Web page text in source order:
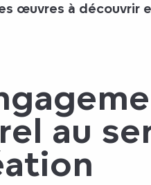
œuvres à découvrir
au